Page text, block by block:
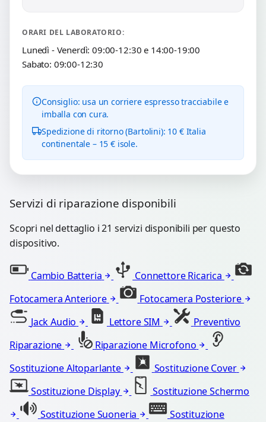
ORARI DEL LABORATORIO:
Lunedì - Venerdì: 09:00-12:30 e 14:00-19:00
Sabato: 09:00-12:30
Consiglio: usa un corriere espresso tracciabile e
imballa con cura.
Spedizione di ritorno (Bartolini): 10 € Italia
continentale – 15 € isole.
Servizi di riparazione disponibili
Scopri nel dettaglio i 21 servizi disponibili per questo
dispositivo.
Cambio Batteria
Connettore Ricarica
Fotocamera Anteriore
Fotocamera Posteriore
Jack Audio
Lettore SIM
Preventivo
Riparazione
Riparazione Microfono
Sostituzione Altoparlante
Sostituzione Cover
Sostituzione Display
Sostituzione Schermo
Sostituzione Suoneria
Sostituzione